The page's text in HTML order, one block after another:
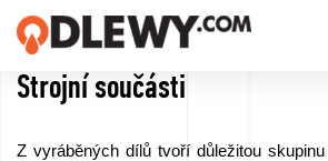
Strojní součásti
Z vyráběných dílů tvoří důležitou